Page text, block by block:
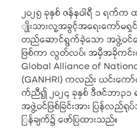
၂၀၂၅ ခုနှစ် ဇန်နဝါရီ ၁ ရက်က
ျိုးသားလူ့အခွင့်အရေးကော်မ
တည်ဆောင်ရွက်ခဲ့သော အဖွဲ့ဝင်ဟော
ဖြစ်ကာ လွတ်လပ်၊ အမှီအခိုကင်း
Global Alliance of
(GANHRI) ကလည်း ယင်းကေ
က်ညီ၍ ၂၀၂၄ ခုနှစ် ဒီဇင်ဘာ၃
အဖွဲ့ဝင်ဖြစ်ခြင်းအား ပြန်လည်ရု
ြန်ချက်၌ ဖော်ပြထားသည်။